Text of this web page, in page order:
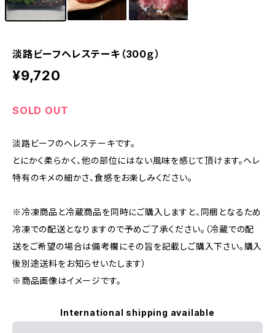
淡路ビーフヘレステーキ（300ｇ）
¥9,720
SOLD OUT
淡路ビーフのヘレステーキです。
とにかく柔らかく、他の部位にはない風味を感じて頂けます。ヘレ
特有のキメの細かさ、食感をお楽しみください。
※冷凍商品と冷蔵商品を同時にご購入しますと、同梱となるため
冷凍での配送となりますので予めご了承ください。（冷蔵での配
送をご希望の場合は備考欄にその旨を記載しご購入下さい。購入
後別途送料をお知らせいたします）
※商品画像はイメージです。
International shipping available